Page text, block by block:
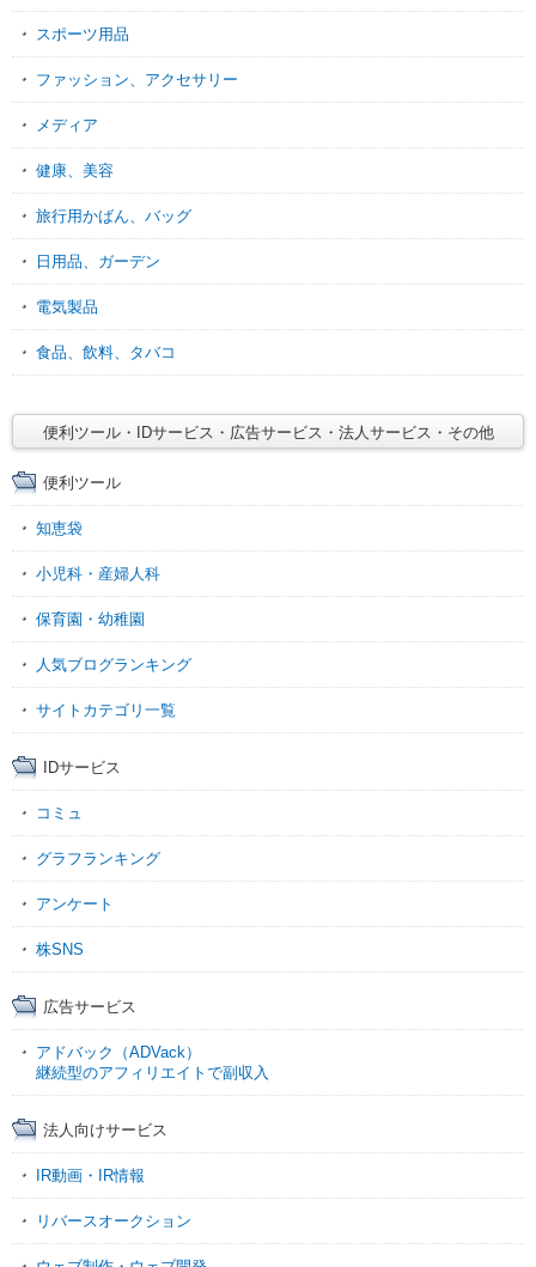
スポーツ用品
ファッション、アクセサリー
メディア
健康、美容
旅行用かばん、バッグ
日用品、ガーデン
電気製品
食品、飲料、タバコ
便利ツール・IDサービス・広告サービス・法人サービス・その他
便利ツール
知恵袋
小児科・産婦人科
保育園・幼稚園
人気ブログランキング
サイトカテゴリ一覧
IDサービス
コミュ
グラフランキング
アンケート
株SNS
広告サービス
アドバック（ADVack）
継続型のアフィリエイトで副収入
法人向けサービス
IR動画・IR情報
リバースオークション